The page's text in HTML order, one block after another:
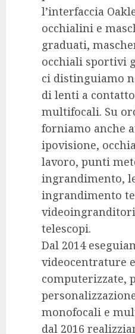
l’interfaccia
occhialini e
graduati,
occhiali sportivi
ci distinguiamo
di lenti a
multifocali. Su
forniamo anche
ipovisione,
lavoro, punti
ingrandimento,
ingrandimento
telescopi.
Dal 2014
videocentrature
computerizzate,
monofocali e
dal 2016